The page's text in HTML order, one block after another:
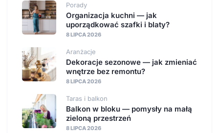
Porady
Organizacja kuchni — jak
uporządkować szafki i blaty?
8 LIPCA 2026
Aranżacje
Dekoracje sezonowe — jak zmieniać
wnętrze bez remontu?
8 LIPCA 2026
Taras i balkon
Balkon w bloku — pomysły na małą
zieloną przestrzeń
8 LIPCA 2026